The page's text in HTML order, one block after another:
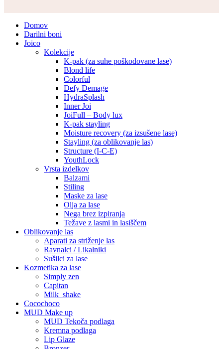
Domov
Darilni boni
Joico
Kolekcije
K-pak (za suhe poškodovane lase)
Blond life
Colorful
Defy Demage
HydraSplash
Inner Joi
JoiFull – Body lux
K-pak stayling
Moisture recovery (za izsušene lase)
Stayling (za oblikovanje las)
Structure (I-C-E)
YouthLock
Vrsta izdelkov
Balzami
Stiling
Maske za lase
Olja za lase
Nega brez izpiranja
Težave z lasmi in lasiščem
Oblikovanje las
Aparati za striženje las
Ravnalci / Likalniki
Sušilci za lase
Kozmetika za lase
Simply zen
Capitan
Milk_shake
Cocochoco
MUD Make up
MUD Tekoča podlaga
Kremna podlaga
Lip Glaze